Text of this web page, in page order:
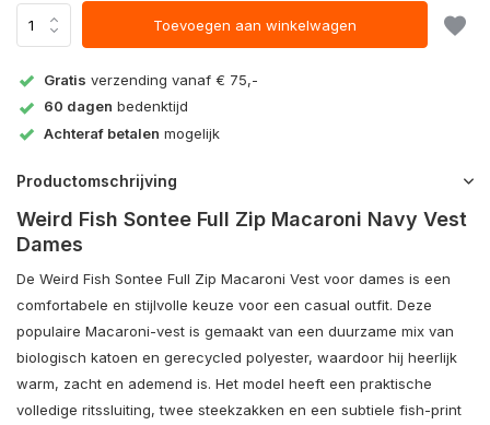
Toevoegen aan winkelwagen
Gratis verzending vanaf € 75,-
60 dagen bedenktijd
Achteraf betalen mogelijk
Productomschrijving
Weird Fish Sontee Full Zip Macaroni Navy Vest
Dames
De Weird Fish Sontee Full Zip Macaroni Vest voor dames is een
comfortabele en stijlvolle keuze voor een casual outfit. Deze
populaire Macaroni-vest is gemaakt van een duurzame mix van
biologisch katoen en gerecycled polyester, waardoor hij heerlijk
warm, zacht en ademend is. Het model heeft een praktische
volledige ritssluiting, twee steekzakken en een subtiele fish-print